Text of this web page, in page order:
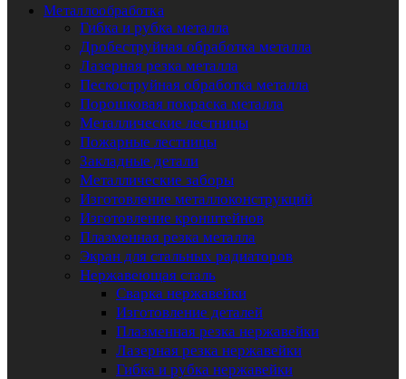
Металлообработка
Гибка и рубка металла
Дробеструйная обработка металла
Лазерная резка металла
Пескоструйная обработка металла
Порошковая покраска металла
Металлические лестницы
Пожарные лестницы
Закладные детали
Металлические заборы
Изготовление металлоконструкций
Изготовление кронштейнов
Плазменная резка металла
Экран для стальных радиаторов
Нержавеющая сталь
Сварка нержавейки
Изготовление деталей
Плазменная резка нержавейки
Лазерная резка нержавейки
Гибка и рубка нержавейки